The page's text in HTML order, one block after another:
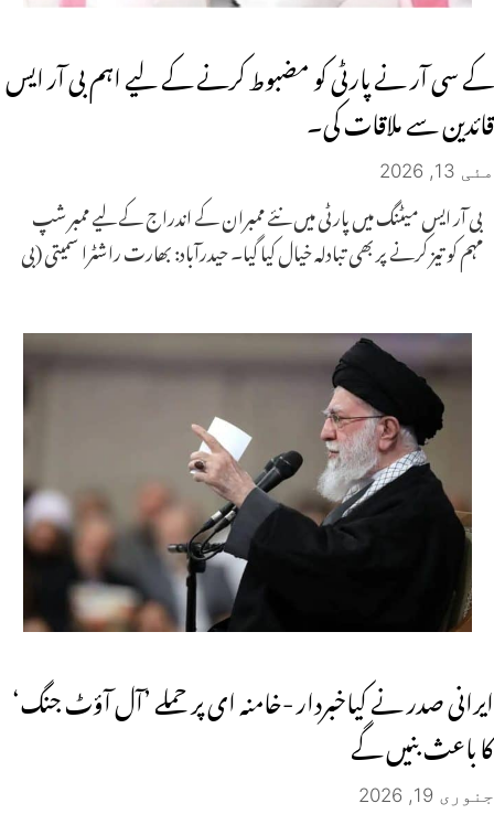
کے سی آر نے پارٹی کو مضبوط کرنے کے لیے اہم بی آر ایس
قائدین سے ملاقات کی۔
مئی 13, 2026
بی آر ایس میٹنگ میں پارٹی میں نئے ممبران کے اندراج کے لیے ممبر شپ
مہم کو تیز کرنے پر بھی تبادلہ خیال کیا گیا۔ حیدرآباد: بھارت راشٹرا سمیتی (بی
ایرانی صدر نے کیاخبردار -خامنہ ای پر حملے ’آل آؤٹ جنگ‘
کا باعث بنیں گے
جنوری 19, 2026